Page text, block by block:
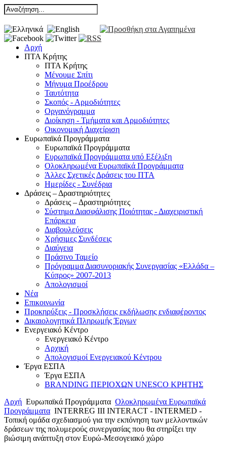
Αρχή
ΠΤΑ Κρήτης
ΠΤΑ Κρήτης
Μένουμε Σπίτι
Μήνυμα Προέδρου
Ταυτότητα
Σκοπός - Αρμοδιότητες
Οργανόγραμμα
Διοίκηση - Τμήματα και Αρμοδιότητες
Οικονομική Διαχείριση
Ευρωπαϊκά Προγράμματα
Ευρωπαϊκά Προγράμματα
Ευρωπαϊκά Προγράμματα υπό Εξέλιξη
Ολοκληρωμένα Ευρωπαϊκά Προγράμματα
Άλλες Σχετικές Δράσεις του ΠΤΑ
Ημερίδες - Συνέδρια
Δράσεις – Δραστηριότητες
Δράσεις – Δραστηριότητες
Σύστημα Διασφάλισης Ποιότητας - Διαχειριστική
Επάρκεια
Διαβουλεύσεις
Χρήσιμες Συνδέσεις
Διαύγεια
Πράσινο Ταμείο
Πρόγραμμα Διασυνοριακής Συνεργασίας «Ελλάδα –
Κύπρος» 2007-2013
Aπολογισμοί
Νέα
Επικοινωνία
Προκηρύξεις - Προσκλήσεις εκδήλωσης ενδιαφέροντος
Δικαιολογητικά Πληρωμής Έργων
Ενεργειακό Κέντρο
Ενεργειακό Κέντρο
Αρχική
Απολογισμοί Ενεργειακού Κέντρου
Έργα ΕΣΠΑ
Έργα ΕΣΠΑ
BRANDING ΠΕΡΙΟΧΩΝ UNESCO ΚΡΗΤΗΣ
Αρχή Ευρωπαϊκά Προγράμματα Ολοκληρωμένα Ευρωπαϊκά
Προγράμματα INTERREG IIΙ INTERACT - INTERMED -
Τοπική ομάδα σχεδιασμού για την εκπόνηση των μελλοντικών
δράσεων της πολυμερούς συνεργασίας που θα στηρίξει την
βιώσιμη ανάπτυξη στον Ευρώ-Μεσογειακό χώρο